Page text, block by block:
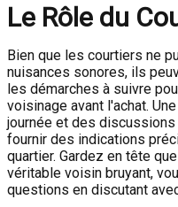
Le Rôle du
Bien que les courtiers ne
nuisances sonores, ils
les démarches à suivre
voisinage avant l'achat.
journée et des
fournir des indications
quartier. Gardez en tête
véritable voisin bruyant,
questions en discutant